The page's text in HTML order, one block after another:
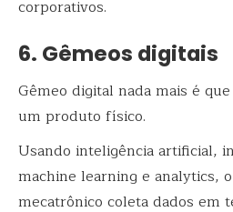
corporativos.
6. Gêmeos digitais
Gêmeo digital nada mais é
um produto físico.
Usando inteligência artificial,
machine learning e analytics,
mecatrônico coleta dados em